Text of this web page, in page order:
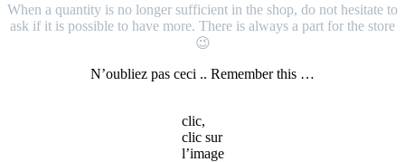
When a quantity is no longer sufficient in the shop, do not hesitate to
ask if it is possible to have more. There is always a part for the store
😉
N’oubliez pas ceci .. Remember this …
clic,
clic sur
l’image